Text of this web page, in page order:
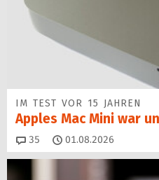
IM TEST VOR 15 JAHREN
Apples Mac Mini war
35 Kommentare
01.08.2026